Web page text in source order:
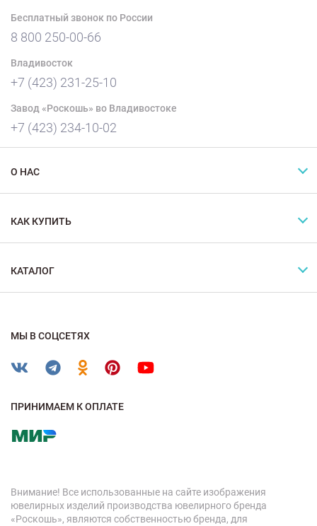
Бесплатный звонок по России
8 800 250-00-66
Владивосток
+7 (423) 231-25-10
Завод «Роскошь» во Владивостоке
+7 (423) 234-10-02
О НАС
КАК КУПИТЬ
КАТАЛОГ
МЫ В СОЦСЕТЯХ
ПРИНИМАЕМ К ОПЛАТЕ
Внимание! Все использованные на сайте изображения
ювелирных изделий производства ювелирного бренда
«Роскошь», являются собственностью бренда, для